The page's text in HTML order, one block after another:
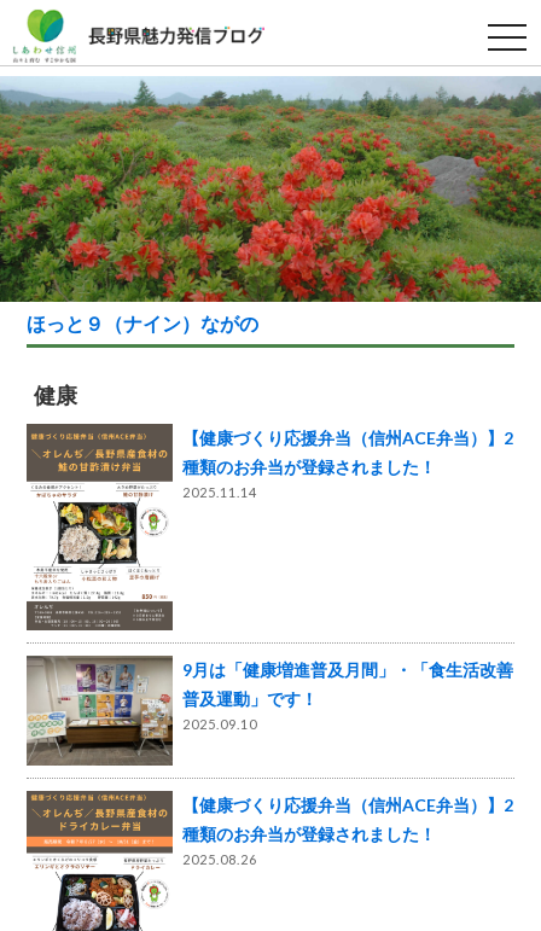
t
o
g
l
e
n
a
v
i
g
a
t
i
o
n
ほっと９（ナイン）ながの
健康
【健康づくり応援弁当（信州ACE弁当）】2
種類のお弁当が登録されました！
2025.11.14
9月は「健康増進普及月間」・「食生活改善
普及運動」です！
2025.09.10
【健康づくり応援弁当（信州ACE弁当）】2
種類のお弁当が登録されました！
2025.08.26